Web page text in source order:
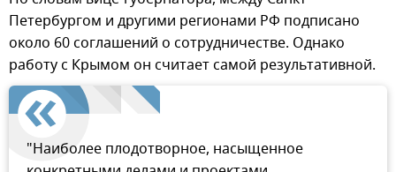
Петербургом и другими регионами РФ подписано
около 60 соглашений о сотрудничестве. Однако
работу с Крымом он считает самой результативной.
"Наиболее плодотворное, насыщенное